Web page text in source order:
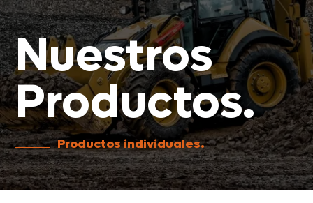
Nuestros
Productos.
Productos individuales.